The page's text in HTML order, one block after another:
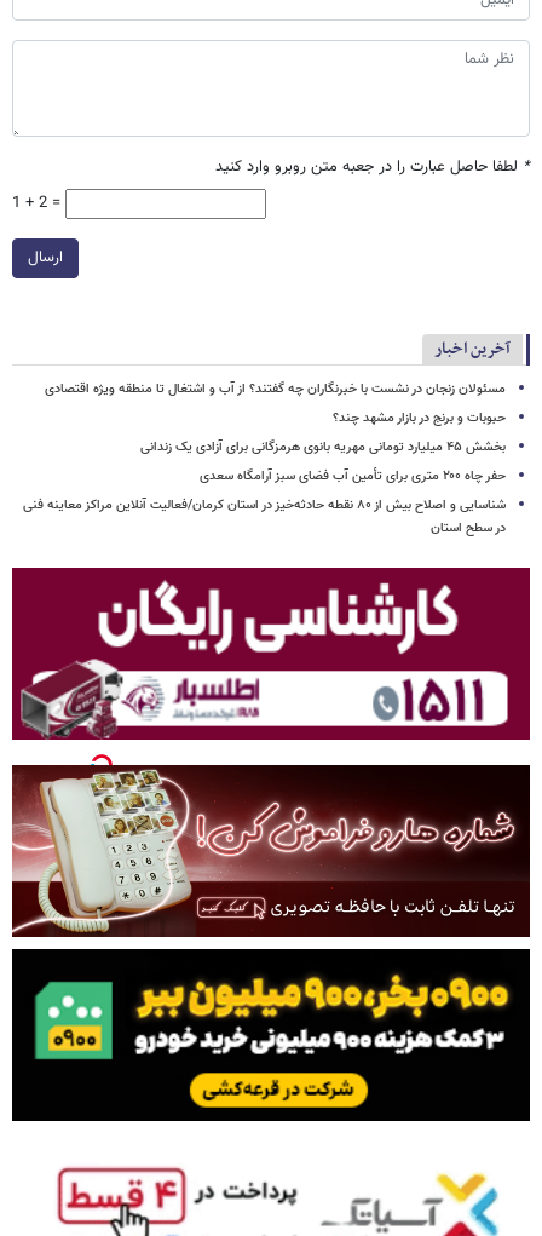
* لطفا حاصل عبارت را در جعبه متن روبرو وارد کنید
1 + 2 =
ارسال
آخرین اخبار
مسئولان زنجان در نشست با خبرنگاران چه گفتند؟ از آب و اشتغال تا منطقه ویژه اقتصادی
حبوبات و برنج در بازار مشهد چند؟
بخشش ۴۵ میلیارد تومانی مهریه بانوی هرمزگانی برای آزادی یک زندانی
حفر چاه ۲۰۰ متری برای تأمین آب فضای سبز آرامگاه سعدی
شناسایی و اصلاح بیش از ۸۰ نقطه حادثه‌خیز در استان کرمان/فعالیت آنلاین مراکز معاینه فنی
در سطح استان